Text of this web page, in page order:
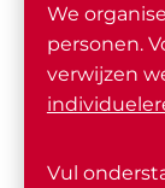
We
personen.
verwijzen
Vul